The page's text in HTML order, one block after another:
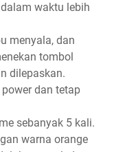
waktu lebih
menyala, dan
tombol
dilepaskan.
dan tetap
sebanyak 5 kali.
warna orange